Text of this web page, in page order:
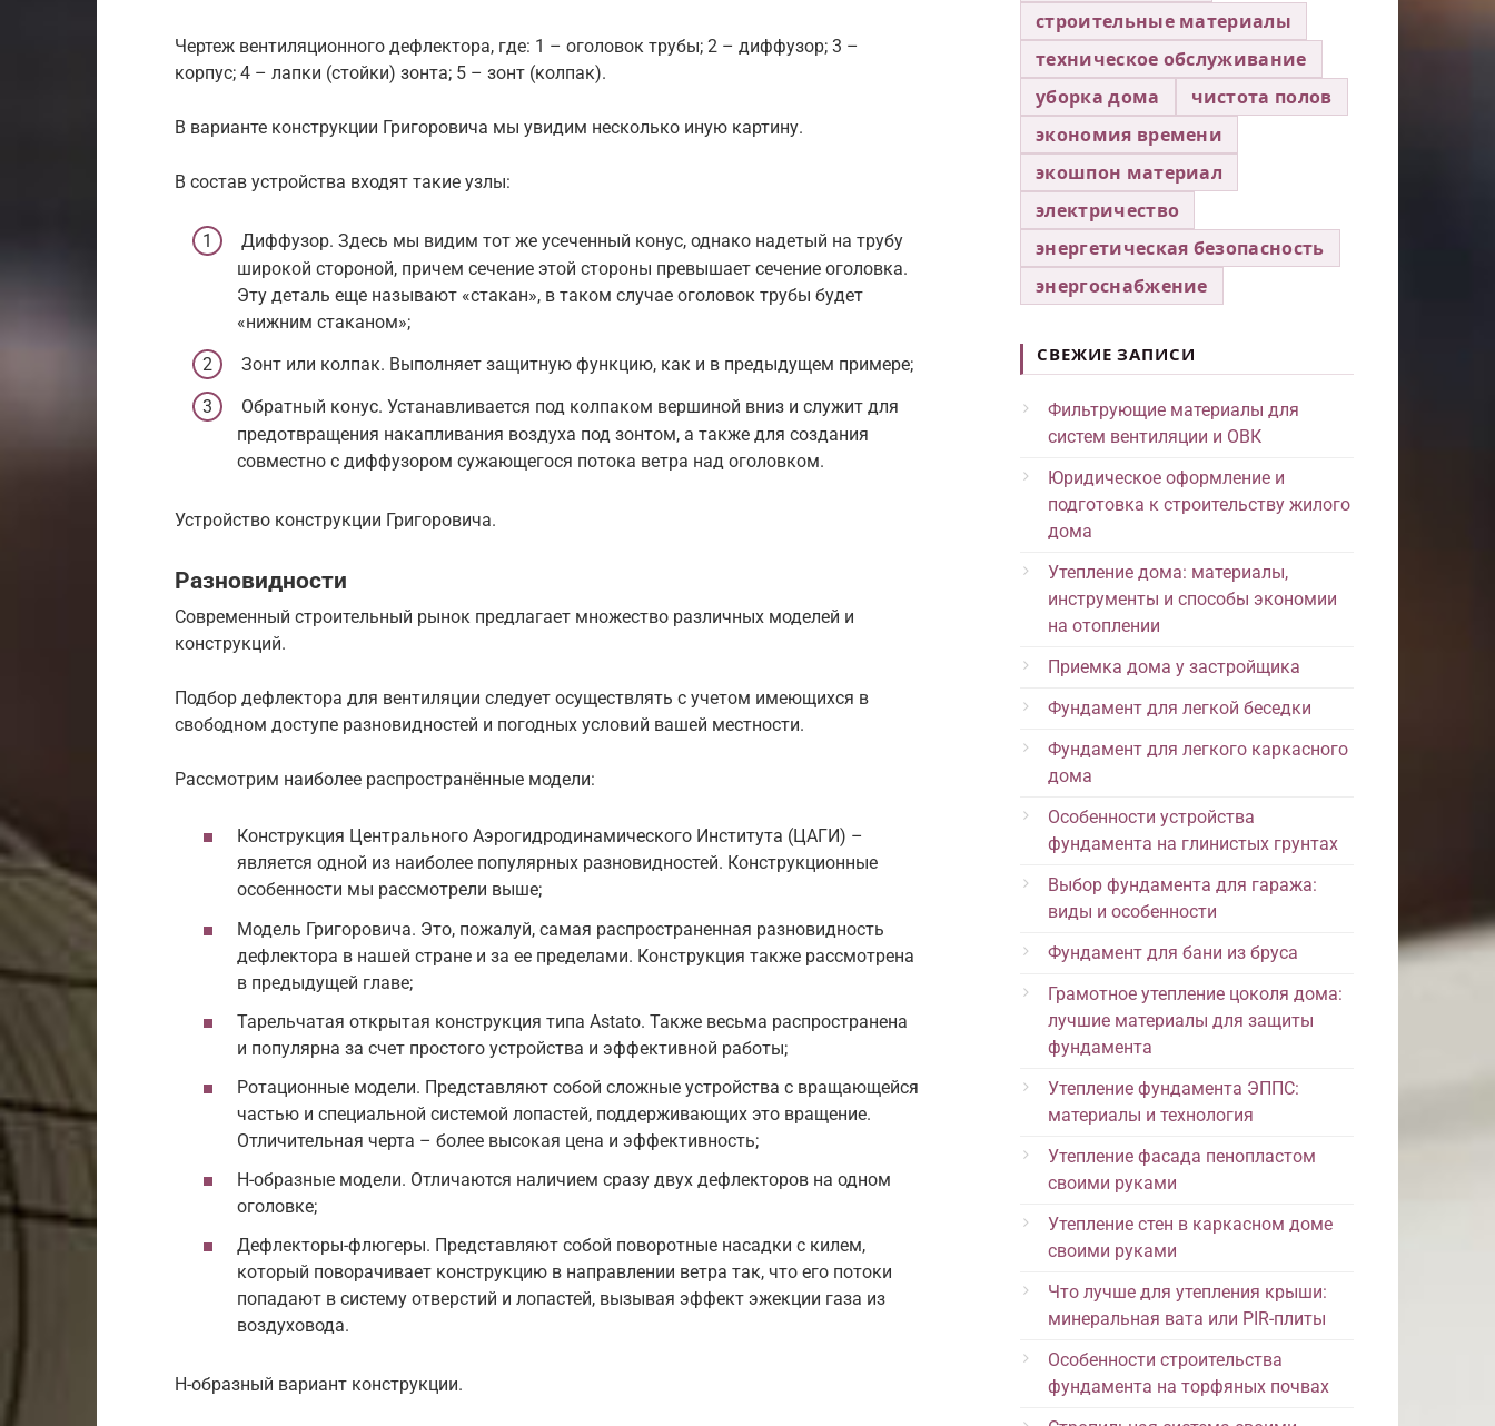
Чертеж вентиляционного дефлектора, где: 1 – оголовок трубы; 2 – диффузор; 3 –
корпус; 4 – лапки (стойки) зонта; 5 – зонт (колпак).
В варианте конструкции Григоровича мы увидим несколько иную картину.
В состав устройства входят такие узлы:
Диффузор. Здесь мы видим тот же усеченный конус, однако надетый на трубу
широкой стороной, причем сечение этой стороны превышает сечение оголовка.
Эту деталь еще называют «стакан», в таком случае оголовок трубы будет
«нижним стаканом»;
Зонт или колпак. Выполняет защитную функцию, как и в предыдущем примере;
Обратный конус. Устанавливается под колпаком вершиной вниз и служит для
предотвращения накапливания воздуха под зонтом, а также для создания
совместно с диффузором сужающегося потока ветра над оголовком.
Устройство конструкции Григоровича.
Разновидности
Современный строительный рынок предлагает множество различных моделей и
конструкций.
Подбор дефлектора для вентиляции следует осуществлять с учетом имеющихся в
свободном доступе разновидностей и погодных условий вашей местности.
Рассмотрим наиболее распространённые модели:
Конструкция Центрального Аэрогидродинамического Института (ЦАГИ) –
является одной из наиболее популярных разновидностей. Конструкционные
особенности мы рассмотрели выше;
Модель Григоровича. Это, пожалуй, самая распространенная разновидность
дефлектора в нашей стране и за ее пределами. Конструкция также рассмотрена
в предыдущей главе;
Тарельчатая открытая конструкция типа Astato. Также весьма распространена
и популярна за счет простого устройства и эффективной работы;
Ротационные модели. Представляют собой сложные устройства с вращающейся
частью и специальной системой лопастей, поддерживающих это вращение.
Отличительная черта – более высокая цена и эффективность;
Н-образные модели. Отличаются наличием сразу двух дефлекторов на одном
оголовке;
Дефлекторы-флюгеры. Представляют собой поворотные насадки с килем,
который поворачивает конструкцию в направлении ветра так, что его потоки
попадают в систему отверстий и лопастей, вызывая эффект эжекции газа из
воздуховода.
Н-образный вариант конструкции.
строительные материалы
техническое обслуживание
уборка дома
чистота полов
экономия времени
экошпон материал
электричество
энергетическая безопасность
энергоснабжение
СВЕЖИЕ ЗАПИСИ
Фильтрующие материалы для
систем вентиляции и ОВК
Юридическое оформление и
подготовка к строительству жилого
дома
Утепление дома: материалы,
инструменты и способы экономии
на отоплении
Приемка дома у застройщика
Фундамент для легкой беседки
Фундамент для легкого каркасного
дома
Особенности устройства
фундамента на глинистых грунтах
Выбор фундамента для гаража:
виды и особенности
Фундамент для бани из бруса
Грамотное утепление цоколя дома:
лучшие материалы для защиты
фундамента
Утепление фундамента ЭППС:
материалы и технология
Утепление фасада пенопластом
своими руками
Утепление стен в каркасном доме
своими руками
Что лучше для утепления крыши:
минеральная вата или PIR-плиты
Особенности строительства
фундамента на торфяных почвах